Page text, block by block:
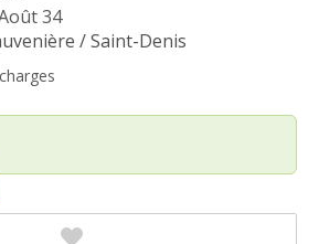
34
/ Saint-Denis